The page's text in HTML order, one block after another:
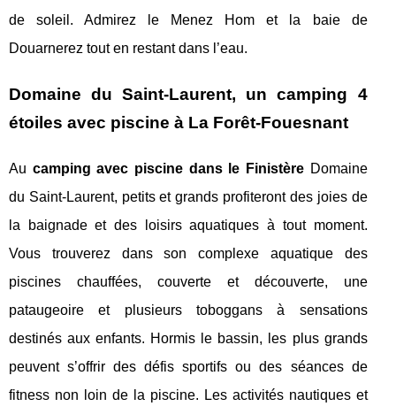
de soleil. Admirez le Menez Hom et la baie de
Douarnerez tout en restant dans l’eau.
Domaine du Saint-Laurent, un camping 4
étoiles avec piscine à La Forêt-Fouesnant
Au camping avec piscine dans le FinistèreDomaine
du Saint-Laurent, petits et grands profiteront des joies de
la baignade et des loisirs aquatiques à tout moment.
Vous trouverez dans son complexe aquatique des
piscines chauffées, couverte et découverte, une
pataugeoire et plusieurs toboggans à sensations
destinés aux enfants. Hormis le bassin, les plus grands
peuvent s’offrir des défis sportifs ou des séances de
fitness non loin de la piscine. Les activités nautiques et